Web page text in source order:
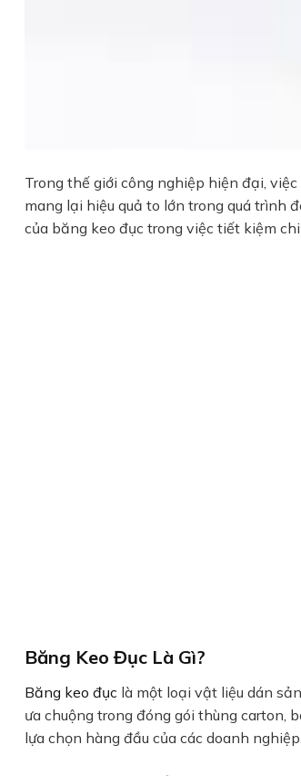
Trong thế giới công nghiệp hiện đại,
mang lại hiệu quả to lớn trong quá trình
của băng keo đục trong việc tiết kiệm
Băng Keo Đục Là Gì?
Băng keo đục là một loại vật liệu dán
ưa chuộng trong đóng gói thùng carton,
lựa chọn hàng đầu của các doanh nghiệp.